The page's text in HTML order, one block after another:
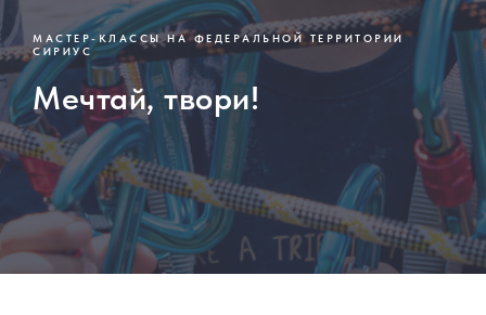
О проекте
Отзывы
Экскурсии
Мастер-
МАСТЕР-КЛАССЫ НА ФЕДЕРАЛЬНОЙ ТЕРРИТОРИИ
СИРИУС
Мечтай, твори!